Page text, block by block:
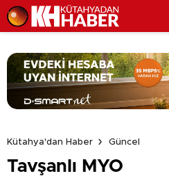
Kütahya'dan Haber
Güncel
Tavşanlı MYO